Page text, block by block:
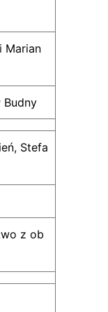
Marian
Budny
Stefa
z ob